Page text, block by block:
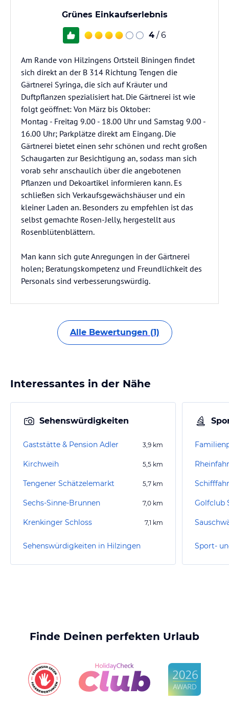
Grünes Einkaufserlebnis
4 / 6
Am Rande von Hilzingens Ortsteil Biningen findet
sich direkt an der B 314 Richtung Tengen die
Gärtnerei Syringa, die sich auf Kräuter und
Duftpflanzen spezialisiert hat. Die Gärtnerei ist wie
folgt geöffnet: Von März bis Oktober:
Montag - Freitag 9.00 - 18.00 Uhr und Samstag 9.00 -
16.00 Uhr; Parkplätze direkt am Eingang. Die
Gärtnerei bietet einen sehr schönen und recht großen
Schaugarten zur Besichtigung an, sodass man sich
vorab sehr anschaulich über die angebotenen
Pflanzen und Dekoartikel informieren kann. Es
schließen sich Verkaufsgewächshäuser und ein
kleiner Laden an. Besonders zu empfehlen ist das
selbst gemachte Rosen-Jelly, hergestellt aus
Rosenblütenblättern.
Man kann sich gute Anregungen in der Gärtnerei
holen; Beratungskompetenz und Freundlichkeit des
Personals sind verbesserungswürdig.
Alle Bewertungen (1)
Interessantes in der Nähe
Sehenswürdigkeiten
Gaststätte & Pension Adler 3,9 km
Kirchweih 5,5 km
Tengener Schätzelemarkt 5,7 km
Sechs-Sinne-Brunnen 7,0 km
Krenkinger Schloss 7,1 km
Sehenswürdigkeiten in Hilzingen
Finde Deinen perfekten Urlaub